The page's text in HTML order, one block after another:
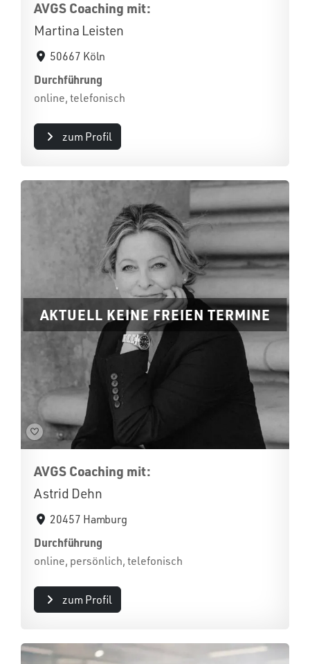
AVGS Coaching mit:
Martina Leisten
50667 Köln
Durchführung
online, telefonisch
zum Profil
AKTUELL KEINE FREIEN TERMINE
AVGS Coaching mit:
Astrid Dehn
20457 Hamburg
Durchführung
online, persönlich, telefonisch
zum Profil